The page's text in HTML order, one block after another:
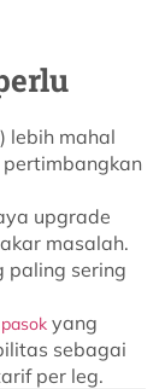
lebih mahal
upgrade
masalah.
paling sering
yang
sebagai
per leg.